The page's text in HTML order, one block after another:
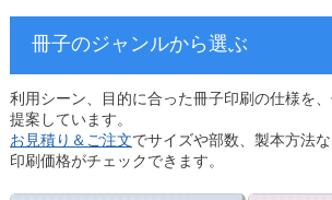
冊子のジャンルから選ぶ
利用シーン、目的に合った冊子印刷の仕様を
提案しています。
お見積り＆ご注文でサイズや部数、製本方法
印刷価格がチェックできます。